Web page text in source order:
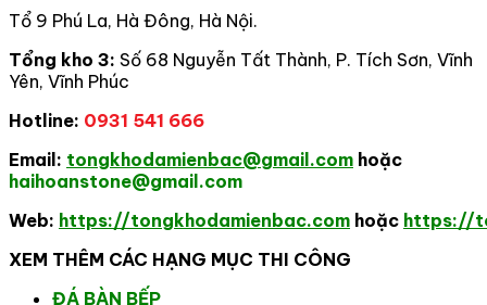
Tổ 9 Phú La, Hà Đông, Hà Nội.
Tổng kho 3: Số 68 Nguyễn Tất Thành, P. Tích Sơn, Vĩnh
Yên, Vĩnh Phúc
Hotline: 0931 541 666
Email: tongkhodamienbac@gmail.com hoặc
haihoanstone@gmail.com
Web: https://tongkhodamienbac.com hoặc https://
XEM THÊM CÁC HẠNG MỤC THI CÔNG
ĐÁ BÀN BẾP